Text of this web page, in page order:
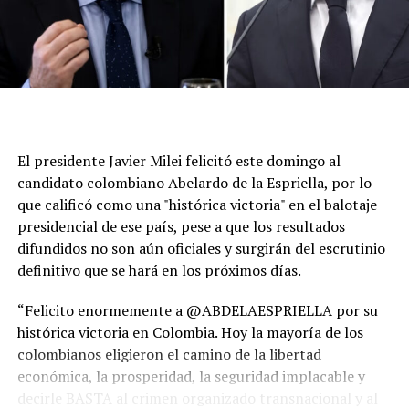
autorización de la Corte Suprema para investigar por
presunto tráfico de influencias a Fábio Luís Lula da
Silva, hijo mayor del presidente, conocido como
"Lulinha".
semana pasada como candidato del espacio conservador
luego de que su padre quedara inhabilitado para
competir. Según la última encuesta de Datafolha, Lula
obtendría un 48% de intención de voto frente al 43% de
Flávio Bolsonaro en un eventual balotaje.
El presidente Javier Milei felicitó este domingo al
candidato colombiano Abelardo de la Espriella, por lo
que calificó como una "histórica victoria" en el balotaje
presidencial de ese país, pese a que los resultados
difundidos no son aún oficiales y surgirán del escrutinio
definitivo que se hará en los próximos días.
“Felicito enormemente a @ABDELAESPRIELLA por su
histórica victoria en Colombia. Hoy la mayoría de los
colombianos eligieron el camino de la libertad
económica, la prosperidad, la seguridad implacable y
decirle BASTA al crimen organizado transnacional y al